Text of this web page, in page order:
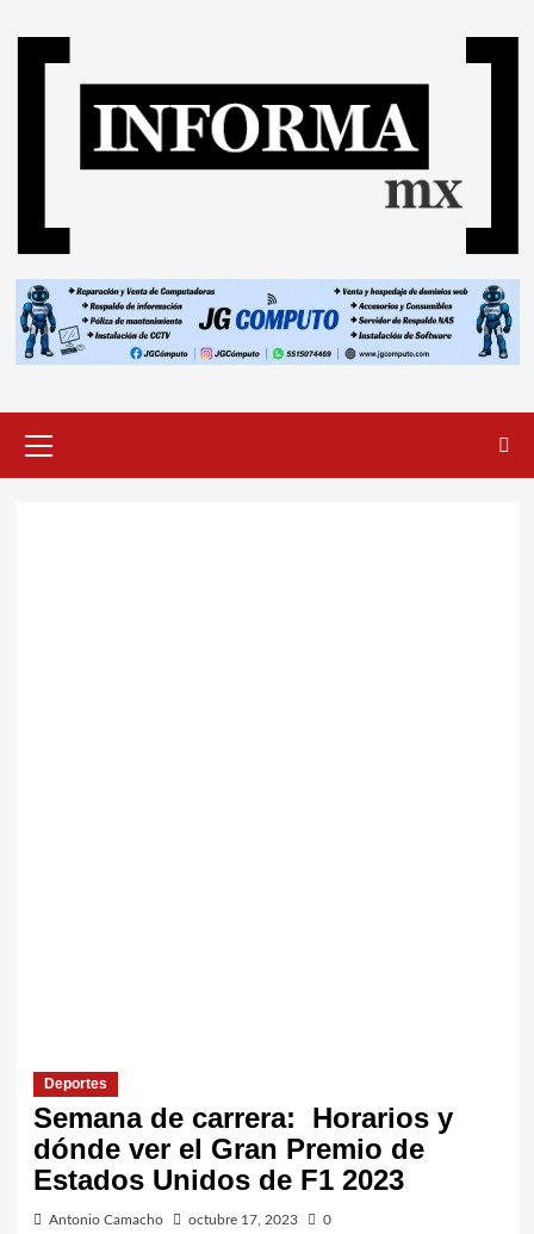
Deportes
Semana de carrera: Horarios y
dónde ver el Gran Premio de
Estados Unidos de F1 2023
Antonio Camacho octubre 17, 2023 0